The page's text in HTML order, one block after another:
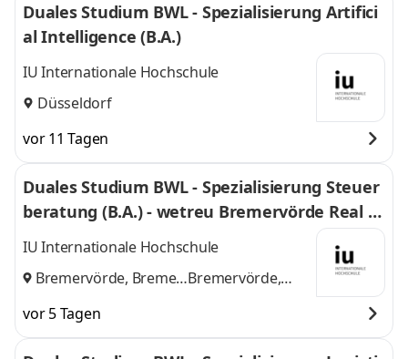
Duales Studium BWL - Spezialisierung Artifici
al Intelligence (B.A.)
IU Internationale Hochschule
Düsseldorf
vor 11 Tagen
Duales Studium BWL - Spezialisierung Steuer
beratung (B.A.) - wetreu Bremervörde Real Tr
euhand KG Steuerberatungsgesellschaft
IU Internationale Hochschule
Bremervörde, BremenBremervörde,
vor 5 Tagen